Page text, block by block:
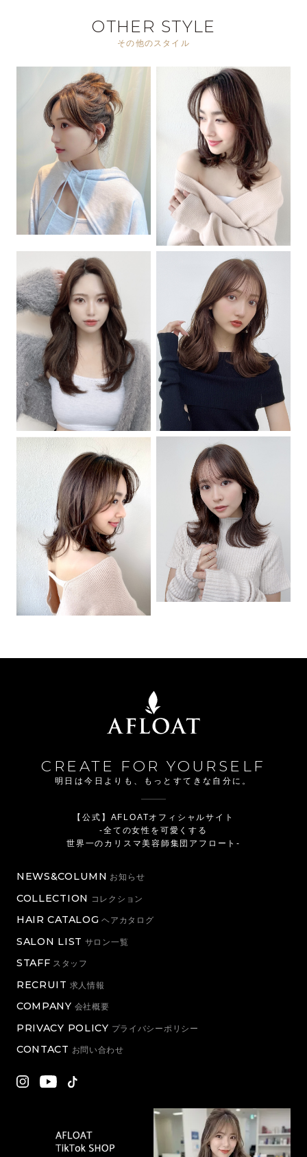
OTHER STYLE
その他のスタイル
CREATE FOR YOURSELF
明日は今日よりも、もっとすてきな自分に。
【公式】AFLOATオフィシャルサイト
-全ての女性を可愛くする
世界一のカリスマ美容師集団アフロート-
NEWS&COLUMN お知らせ
COLLECTION コレクション
HAIR CATALOG ヘアカタログ
SALON LIST サロン一覧
STAFF スタッフ
RECRUIT 求人情報
COMPANY 会社概要
PRIVACY POLICY プライバシーポリシー
CONTACT お問い合わせ